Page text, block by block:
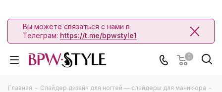
Вы можете связаться с нами в
Телеграм: https://t.me/bpwstyle1
0
Главная - Слайдер дизайн для ногтей — слайдеры для маникюра -